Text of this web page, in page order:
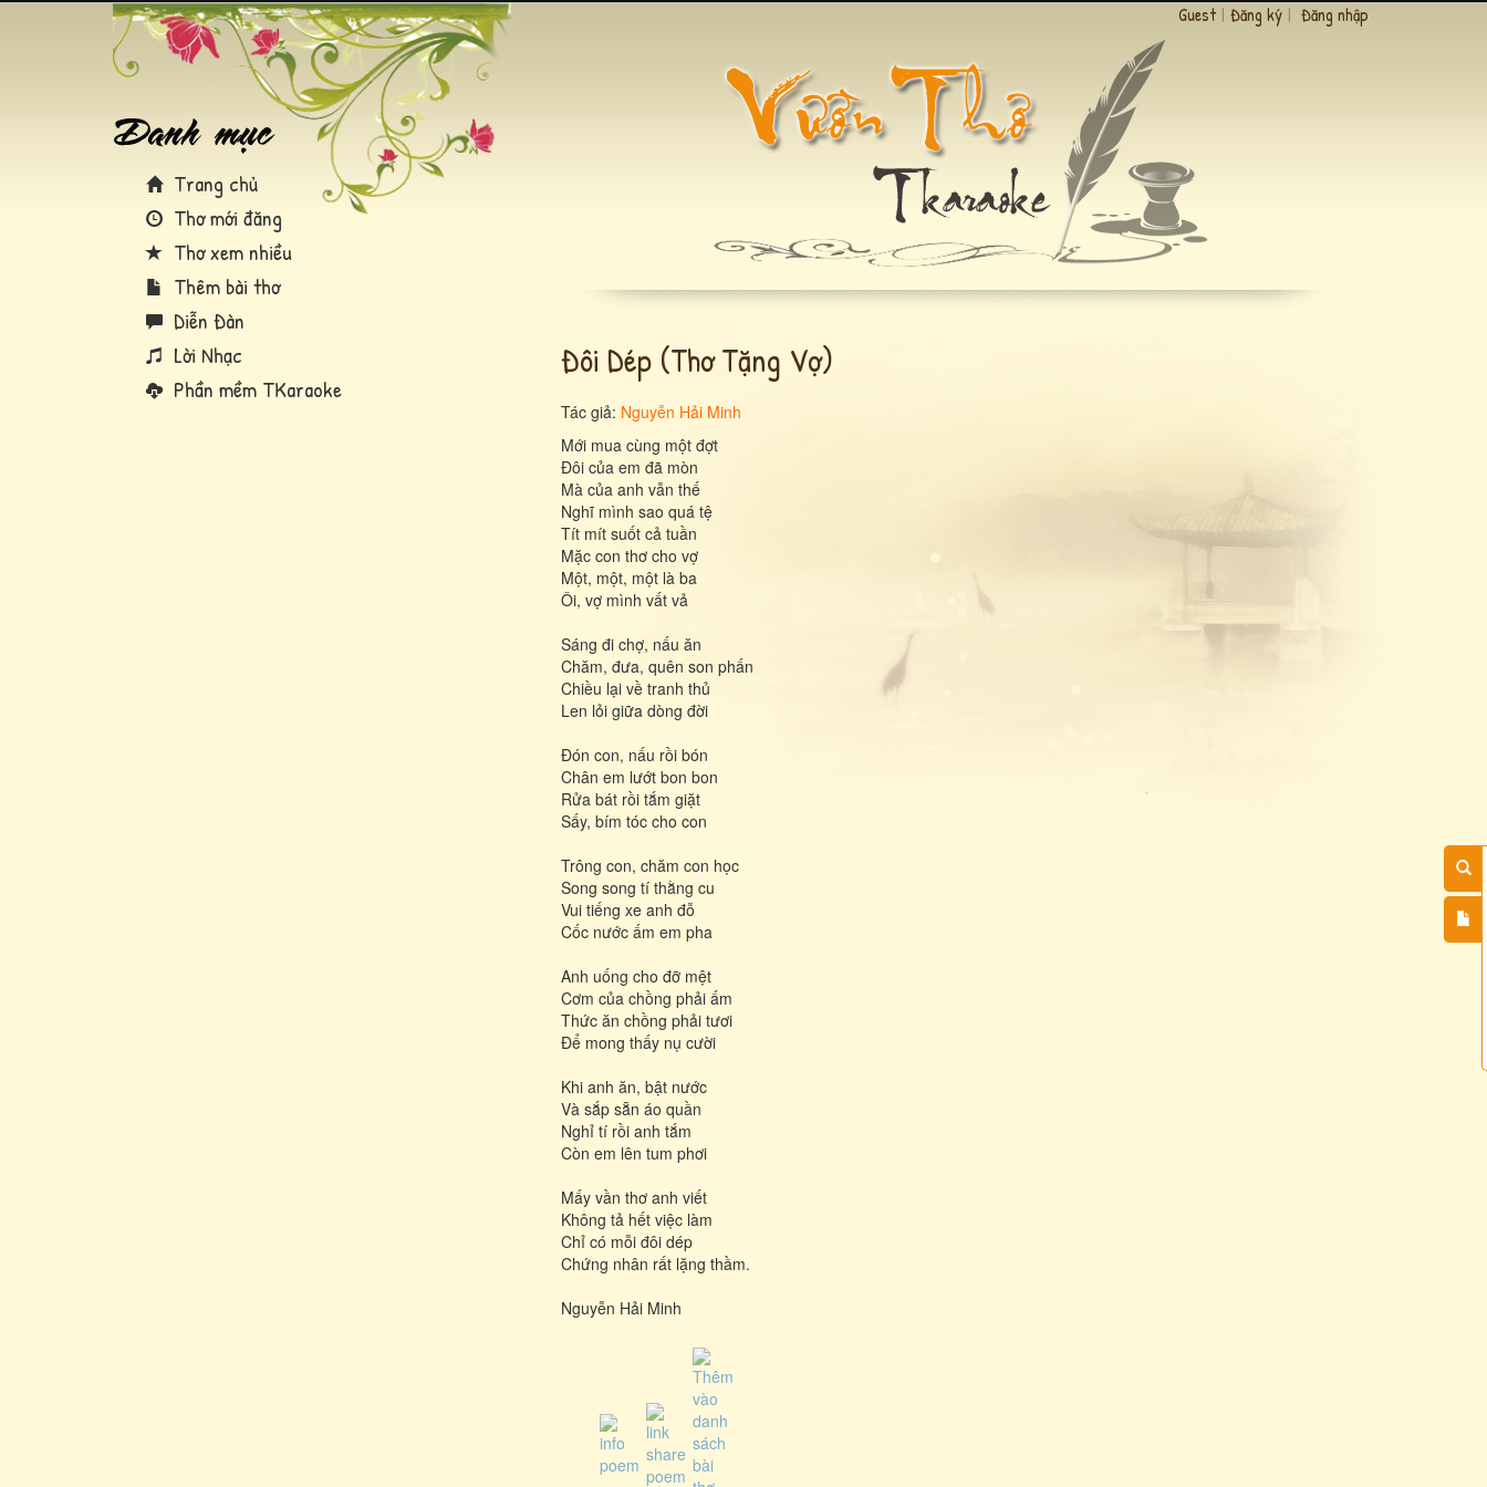
Trang chủ
Thơ mới đăng
Thơ xem nhiều
Thêm bài thơ
Diễn Đàn
Lời Nhạc
Phần mềm TKaraoke
Guest | Đăng ký | Đăng nhập
Đôi Dép (thơ Tặng Vợ)
Tác giả: Nguyễn Hải Minh
Mới mua cùng một đợt
Đôi của em đã mòn
Mà của anh vẫn thế
Nghĩ mình sao quá tệ
Tít mít suốt cả tuần
Mặc con thơ cho vợ
Một, một, một là ba
Ôi, vợ mình vất vả
Sáng đi chợ, nấu ăn
Chăm, đưa, quên son phấn
Chiều lại về tranh thủ
Len lỏi giữa dòng đời
Đón con, nấu rồi bón
Chân em lướt bon bon
Rửa bát rồi tắm giặt
Sấy, bím tóc cho con
Trông con, chăm con học
Song song tí thằng cu
Vui tiếng xe anh đỗ
Cốc nước ấm em pha
Anh uống cho đỡ mệt
Cơm của chồng phải ấm
Thức ăn chồng phải tươi
Để mong thấy nụ cười
Khi anh ăn, bật nước
Và sắp sẵn áo quần
Nghỉ tí rồi anh tắm
Còn em lên tum phơi
Mấy vần thơ anh viết
Không tả hết việc làm
Chỉ có mỗi đôi dép
Chứng nhân rất lặng thầm.
Nguyễn Hải Minh